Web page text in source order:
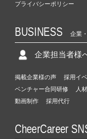
プライバシーポリシー
BUSINESS 企業
企業担当者様
掲載企業様の声 採用イ
ベンチャー合同研修
人
動画制作
採用代行
CheerCareer